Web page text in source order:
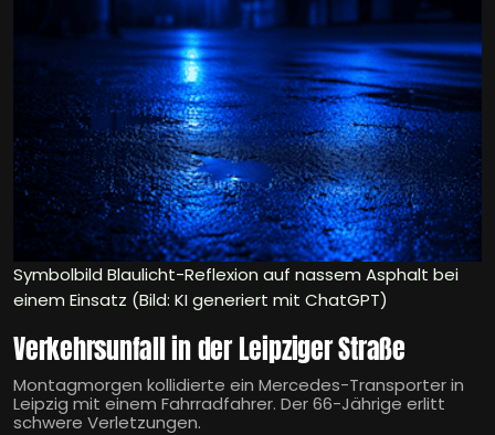
Symbolbild Blaulicht-Reflexion auf nassem Asphalt bei
einem Einsatz (Bild: KI generiert mit ChatGPT)
Verkehrsunfall in der Leipziger Straße
Montagmorgen kollidierte ein Mercedes-Transporter in
Leipzig mit einem Fahrradfahrer. Der 66-Jährige erlitt
schwere Verletzungen.